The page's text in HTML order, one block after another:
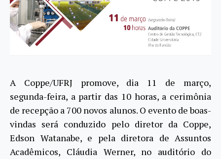
A Coppe/UFRJ promove, dia 11 de março,
segunda-feira, a partir das 10 horas, a cerimônia
de recepção a 700 novos alunos. O evento de boas-
vindas será conduzido pelo diretor da Coppe,
Edson Watanabe, e pela diretora de Assuntos
Acadêmicos, Cláudia Werner, no auditório do